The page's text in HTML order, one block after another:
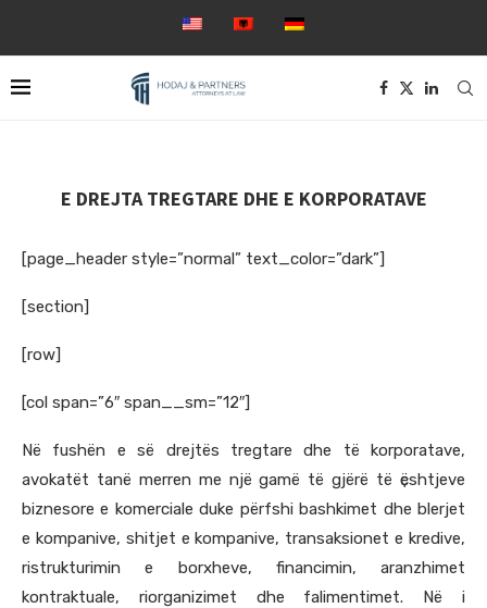
E DREJTA TREGTARE DHE E KORPORATAVE
[page_header style=”normal” text_color=”dark”]
[section]
[row]
[col span=”6″ span__sm=”12″]
Në fushën e së drejtës tregtare dhe të korporatave,
avokatët tanë merren me një gamë të gjërë të ҫështjeve
biznesore e komerciale duke përfshi bashkimet dhe blerjet
e kompanive, shitjet e kompanive, transaksionet e kredive,
ristrukturimin e borxheve, financimin, aranzhimet
kontraktuale, riorganizimet dhe falimentimet. Në i